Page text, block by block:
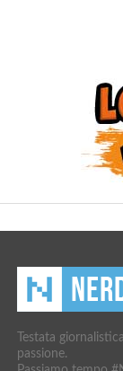
Testata
passione.